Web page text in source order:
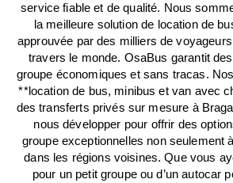
service fiable et de qualité. Nous
la meilleure solution de location de
approuvée par des milliers de
travers le monde. OsaBus garantit
groupe économiques et sans tracas.
**location de bus, minibus et van avec
des transferts privés sur mesure à
nous développer pour offrir des
groupe exceptionnelles non seulement
dans les régions voisines. Que vous
pour un petit groupe ou d’un autocar